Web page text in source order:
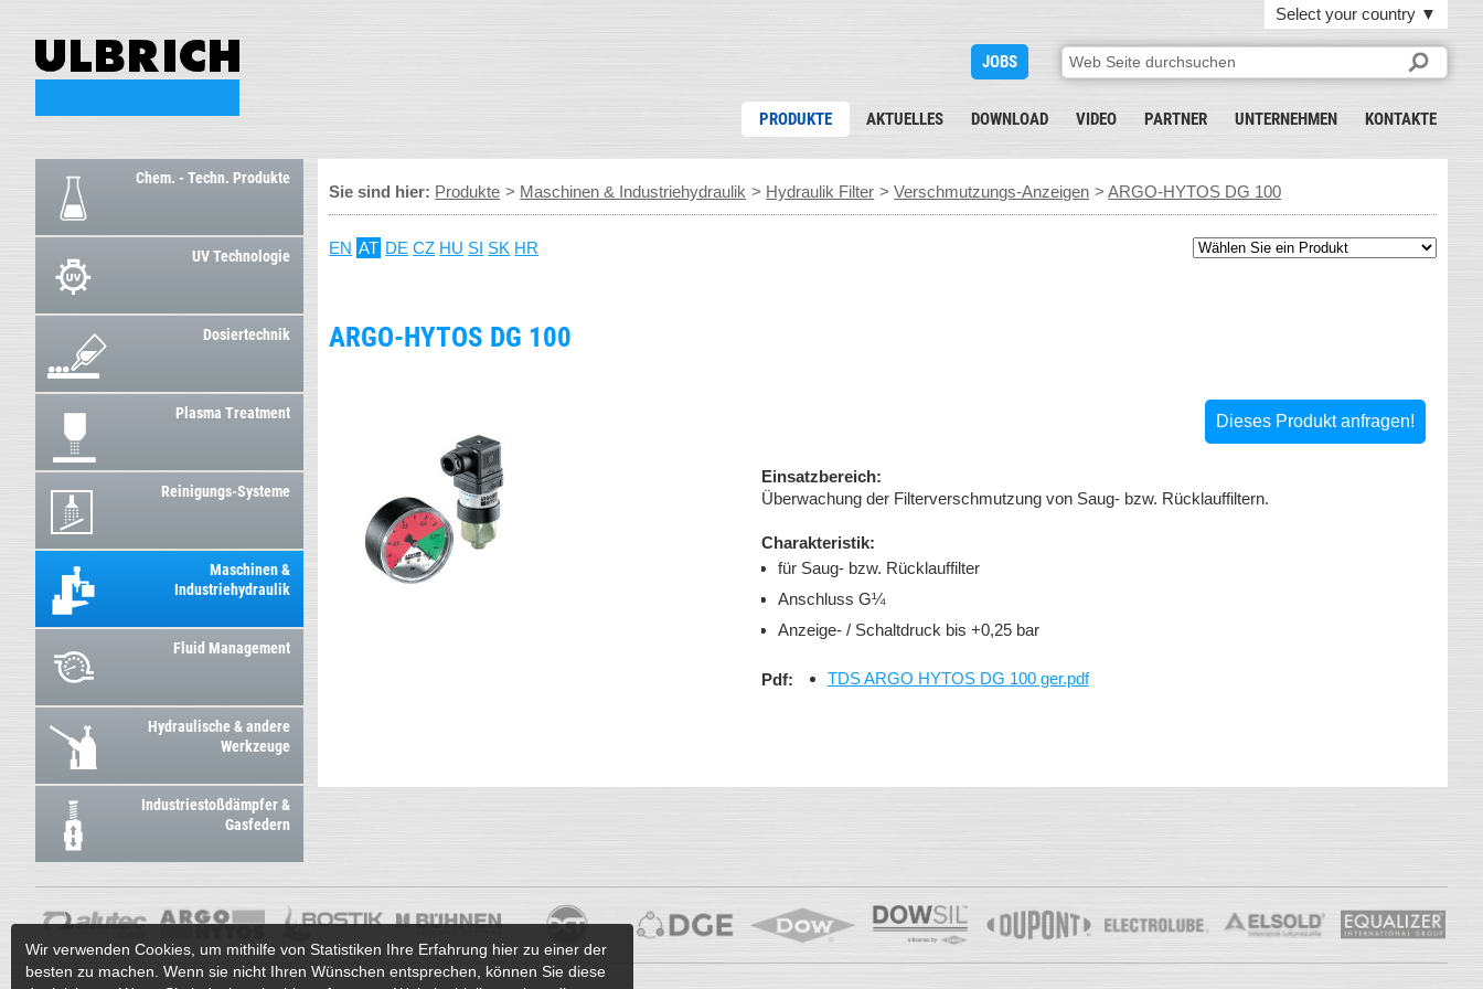
Select your country ▼
JOBS
PRODUKTE AKTUELLES DOWNLOAD VIDEO PARTNER UNTERNEHMEN KONTAKTE
Chem. - Techn. Produkte
UV Technologie
Dosiertechnik
Plasma Treatment
Reinigungs-Systeme
Maschinen &
Industriehydraulik
Fluid Management
Hydraulische & andere
Werkzeuge
Industriestoßdämpfer &
Gasfedern
Sie sind hier: Produkte > Maschinen & Industriehydraulik > Hydraulik Filter >Verschmutzungs-Anzeigen >ARGO-HYTOS DG 100
EN AT DE CZ HU SI SK HR
ARGO-HYTOS DG 100
Dieses Produkt anfragen!
Einsatzbereich:
Überwachung der Filterverschmutzung von Saug- bzw. Rücklauffiltern.
Charakteristik:
für Saug- bzw. Rücklauffilter
Anschluss G¼
Anzeige- / Schaltdruck bis +0,25 bar
Pdf: TDS ARGO HYTOS DG 100 ger.pdf
Wir verwenden Cookies, um mithilfe von Statistiken Ihre Erfahrung hier zu einer der
besten zu machen. Wenn sie nicht Ihren Wünschen entsprechen, können Sie diese